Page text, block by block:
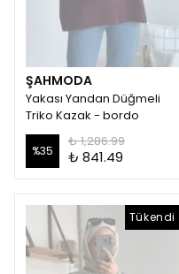
ŞAHMODA
Yakası Yandan Düğmeli
Triko Kazak - bordo
%35
₺ 1,286.99
₺ 841.49
Tükendi